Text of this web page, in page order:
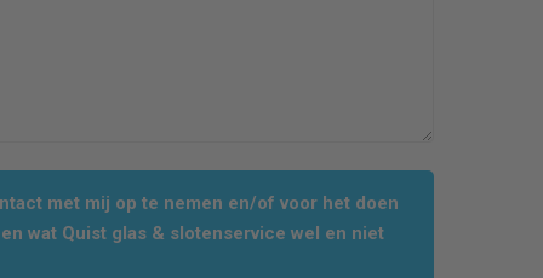
met mij op te nemen en/of voor het doen
wat Quist glas & slotenservice wel en niet